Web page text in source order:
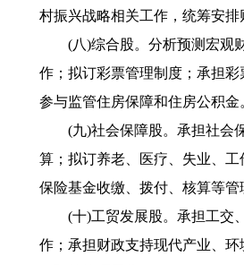
村振兴战略相关工作，统筹安
(八)综合股。分析预测宏观财
作；拟订彩票管理制度；承担
参与监管住房保障和住房公积金
(九)社会保障股。承担社会保
算；拟订养老、医疗、失业、
保险基金收缴、拨付、核算等管
(十)工贸发展股。承担工交、
作；承担财政支持现代产业、